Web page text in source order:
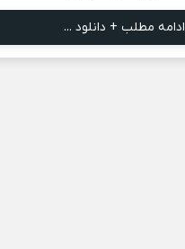
ادامه مطلب + دانلود ...